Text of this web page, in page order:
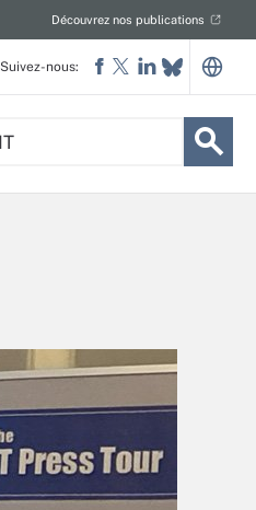
Découvrez nos publications
Suivez-nous: